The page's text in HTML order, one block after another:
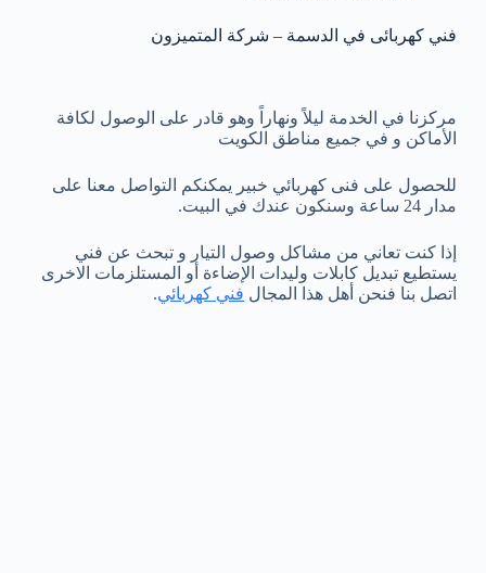
فني كهربائى في الدسمة – شركة المتميزون
مركزنا في الخدمة ليلاً ونهاراً وهو قادر على الوصول لكافة
الأماكن و في جميع مناطق الكويت
للحصول على فنى كهربائي خبير يمكنكم التواصل معنا على
مدار 24 ساعة وسنكون عندك في البيت.
إذا كنت تعاني من مشاكل وصول التيار و تبحث عن فني
يستطيع تبديل كابلات وليدات الإضاءة أو المستلزمات الاخرى
اتصل بنا فنحن أهل هذا المجال فني كهربائي.